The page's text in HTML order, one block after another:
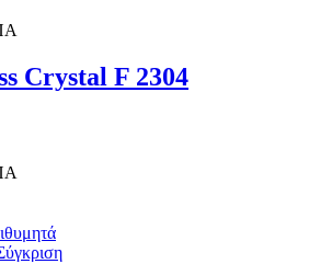
Crystal F 2304